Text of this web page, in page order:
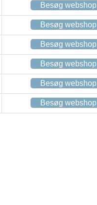
Besøg webshop
Besøg webshop
Besøg webshop
Besøg webshop
Besøg webshop
Besøg webshop